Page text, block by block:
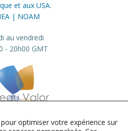
et aux USA.
| NOAM
au vendredi
- 20h00 GMT
+33 184 73 01 23
optimiser votre expérience sur